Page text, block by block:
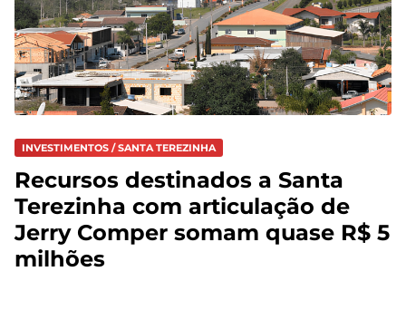
INVESTIMENTOS / SANTA TEREZINHA
Recursos destinados a Santa
Terezinha com articulação de
Jerry Comper somam quase R$ 5
milhões